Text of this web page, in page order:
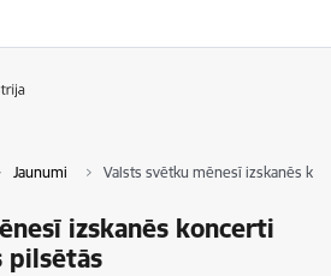
Jaunumi Valsts svētku mēnesī izskanēs
izskanēs koncerti
pilsētās